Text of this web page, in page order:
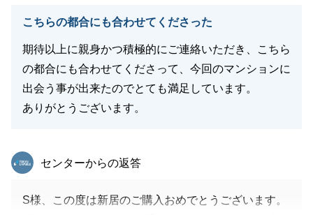
閉じる
こちらの都合にも合わせてくださった
期待以上に親身かつ積極的にご連絡いただき、こちら
の都合にも合わせてくださって、今回のマンションに
出会う事が出来たのでとても満足しています。
ありがとうございます。
東急リバブル
センターからの返答
S様、この度は新居のご購入おめでとうございます。